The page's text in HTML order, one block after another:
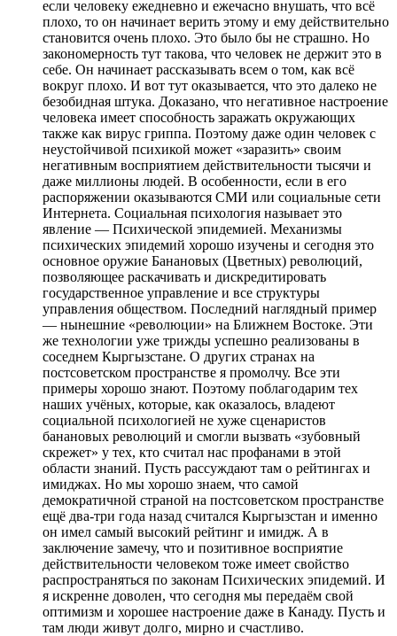
если человеку ежедневно и ежечасно внушать, что всё
плохо, то он начинает верить этому и ему действительно
становится очень плохо. Это было бы не страшно. Но
закономерность тут такова, что человек не держит это в
себе. Он начинает рассказывать всем о том, как всё
вокруг плохо. И вот тут оказывается, что это далеко не
безобидная штука. Доказано, что негативное настроение
человека имеет способность заражать окружающих
также как вирус гриппа. Поэтому даже один человек с
неустойчивой психикой может «заразить» своим
негативным восприятием действительности тысячи и
даже миллионы людей. В особенности, если в его
распоряжении оказываются СМИ или социальные сети
Интернета. Социальная психология называет это
явление — Психической эпидемией. Механизмы
психических эпидемий хорошо изучены и сегодня это
основное оружие Банановых (Цветных) революций,
позволяющее раскачивать и дискредитировать
государственное управление и все структуры
управления обществом. Последний наглядный пример
— нынешние «революции» на Ближнем Востоке. Эти
же технологии уже трижды успешно реализованы в
соседнем Кыргызстане. О других странах на
постсоветском пространстве я промолчу. Все эти
примеры хорошо знают. Поэтому поблагодарим тех
наших учёных, которые, как оказалось, владеют
социальной психологией не хуже сценаристов
банановых революций и смогли вызвать «зубовный
скрежет» у тех, кто считал нас профанами в этой
области знаний. Пусть рассуждают там о рейтингах и
имиджах. Но мы хорошо знаем, что самой
демократичной страной на постсоветском пространстве
ещё два-три года назад считался Кыргызстан и именно
он имел самый высокий рейтинг и имидж. А в
заключение замечу, что и позитивное восприятие
действительности человеком тоже имеет свойство
распространяться по законам Психических эпидемий. И
я искренне доволен, что сегодня мы передаём свой
оптимизм и хорошее настроение даже в Канаду. Пусть и
там люди живут долго, мирно и счастливо.